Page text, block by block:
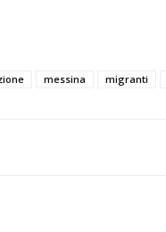
messina migranti